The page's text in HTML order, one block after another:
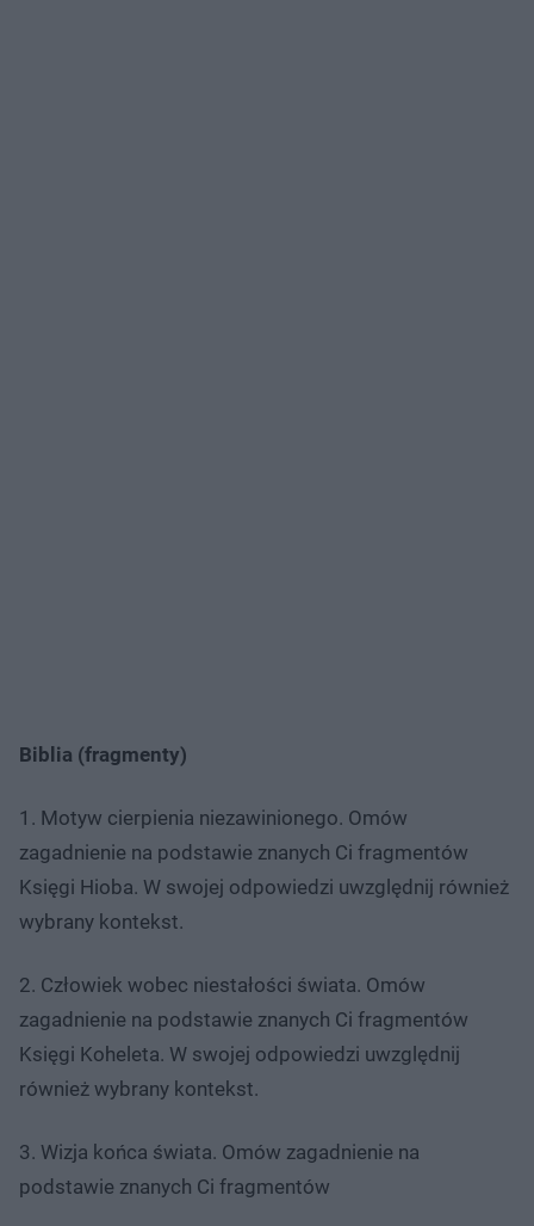
Biblia (fragmenty)
1. Motyw cierpienia niezawinionego. Omów
zagadnienie na podstawie znanych Ci fragmentów
Księgi Hioba. W swojej odpowiedzi uwzględnij również
wybrany kontekst.
2. Człowiek wobec niestałości świata. Omów
zagadnienie na podstawie znanych Ci fragmentów
Księgi Koheleta. W swojej odpowiedzi uwzględnij
również wybrany kontekst.
3. Wizja końca świata. Omów zagadnienie na
podstawie znanych Ci fragmentów